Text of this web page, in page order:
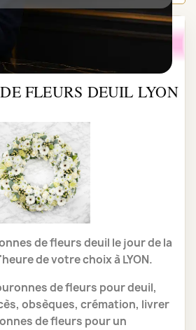
FLEURS DEUIL LYON
de fleurs deuil le jour de la
de votre choix à LYON.
de fleurs pour deuil,
obsèques, crémation, livrer
de fleurs pour un